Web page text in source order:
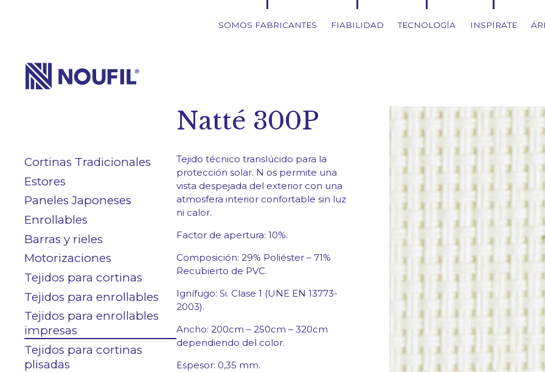
SOMOS FABRICANTES FIABILIDAD TECNOLOGÍA INSPÍRATE
Empresa
Servicios
Productos
Blog/News
Contacto
Área clientes
Cortinas Tradicionales
Estores
Paneles Japoneses
Enrollables
Barras y rieles
Motorizaciones
Tejidos para cortinas
Tejidos para enrollables
Tejidos para enrollables
impresas
Tejidos para cortinas
plisadas
Natté 300P
Tejido técnico translúcido para la
protección solar. N os permite una
vista despejada del exterior con una
atmosfera interior confortable sin luz
ni calor.
Factor de apertura: 10%.
Composición: 29% Poliéster – 71%
Recubierto de PVC.
Ignífugo: Si. Clase 1 (UNE EN 13773-
2003).
Ancho: 200cm – 250cm – 320cm
dependiendo del color.
Espesor: 0,35 mm.